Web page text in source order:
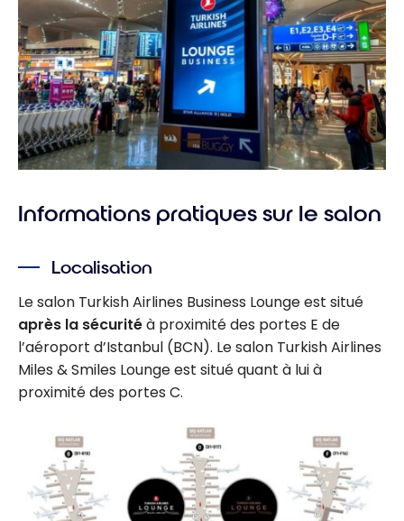
Informations pratiques sur le salon
Localisation
Le salon Turkish Airlines Business Lounge est situé
après la sécuritéà proximité des portes E de
l’aéroport d’Istanbul (BCN). Le salon Turkish Airlines
Miles & Smiles Lounge est situé quant à lui à
proximité des portes C.